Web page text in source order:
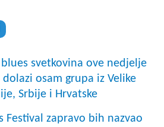
svetkovina ove nedjelje
osam grupa iz Velike
Srbije i Hrvatske
Festival zapravo bih nazvao